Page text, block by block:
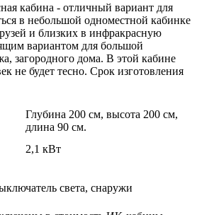
кабина - отличный вариант для
в небольшой одноместной кабинке
и близких в инфракрасную
вариантом для большой
загородного дома. В этой кабине
не будет тесно. Срок изготовления
Глубина 200 см, высота 200 см,
длина 90 см.
2,1 кВт
света, снаружи